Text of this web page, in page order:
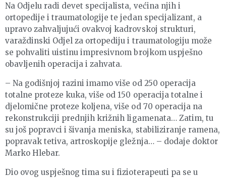
Na Odjelu radi devet specijalista, većina njih i
ortopedije i traumatologije te jedan specijalizant, a
upravo zahvaljujući ovakvoj kadrovskoj strukturi,
varaždinski Odjel za ortopediju i traumatologiju može
se pohvaliti uistinu impresivnom brojkom uspješno
obavljenih operacija i zahvata.
– Na godišnjoj razini imamo više od 250 operacija
totalne proteze kuka, više od 150 operacija totalne i
djelomične proteze koljena, više od 70 operacija na
rekonstrukciji prednjih križnih ligamenata… Zatim, tu
su još popravci i šivanja meniska, stabiliziranje ramena,
popravak tetiva, artroskopije gležnja… – dodaje doktor
Marko Hlebar.
Dio ovog uspješnog tima su i fizioterapeuti pa se u